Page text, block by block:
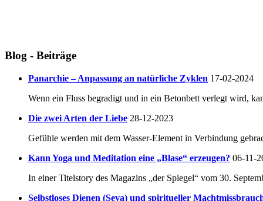
Blog - Beiträge
Panarchie – Anpassung an natürliche Zyklen 17-02-2024
Wenn ein Fluss begradigt und in ein Betonbett verlegt wird,
Die zwei Arten der Liebe 28-12-2023
Gefühle werden mit dem Wasser-Element in Verbindung
Kann Yoga und Meditation eine „Blase“ erzeugen? 06-11-
In einer Titelstory des Magazins „der Spiegel“ vom 30.
Selbstloses Dienen (Seva) und spiritueller